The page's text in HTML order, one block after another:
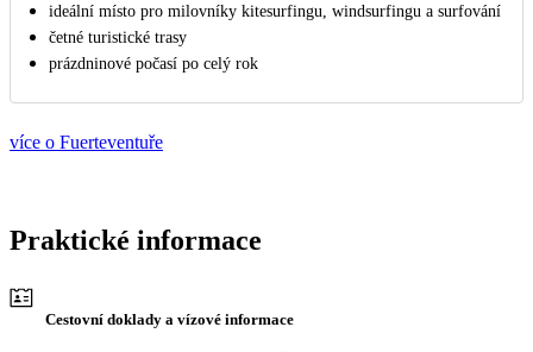
ideální místo pro milovníky kitesurfingu, windsurfingu a surfování
četné turistické trasy
prázdninové počasí po celý rok
více o Fuerteventuře
Praktické informace
Cestovní doklady a vízové informace